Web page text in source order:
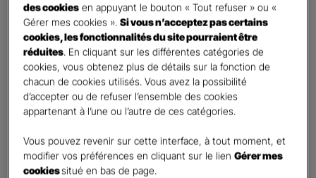
Civilité *
Madame
Monsieur
Contact*
Téléphone*
United
des cookies en appuyant le bouton « Tout refuser » ou «
Gérer mes cookies ».Si vous n’acceptez pas certains
cookies, les fonctionnalités du site pourraient être
réduites. En cliquant sur les différentes catégories de
cookies, vous obtenez plus de détails sur la fonction de
chacun de cookies utilisés. Vous avez la possibilité
d’accepter ou de refuser l’ensemble des cookies
appartenant à l’une ou l’autre de ces catégories.
Vous pouvez revenir sur cette interface, à tout moment, et
modifier vos préférences en cliquant sur le lienGérer mes
cookiessitué en bas de page.